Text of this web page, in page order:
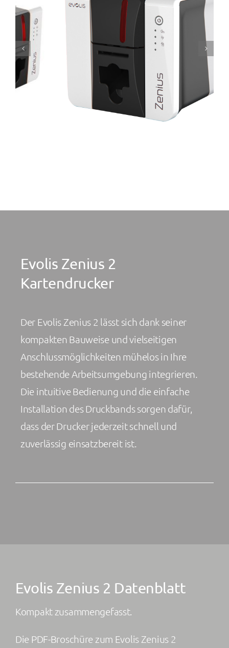
Evolis Zenius 2
Kartendrucker
Der Evolis Zenius 2 lässt sich dank seiner
kompakten Bauweise und vielseitigen
Anschlussmöglichkeiten mühelos in Ihre
bestehende Arbeitsumgebung integrieren.
Die intuitive Bedienung und die einfache
Installation des Druckbands sorgen dafür,
dass der Drucker jederzeit schnell und
zuverlässig einsatzbereit ist.
Evolis Zenius 2 Datenblatt
Kompakt zusammengefasst.
Die PDF-Broschüre zum Evolis Zenius 2